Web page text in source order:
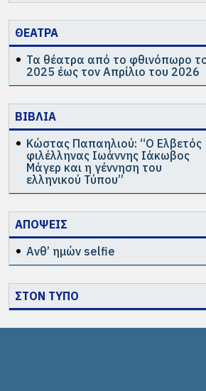
ΘΕΑΤΡΑ
Τα θέατρα από το φθινόπωρο
2025 έως τον Απρίλιο του 2026
ΒΙΒΛΙΑ
Κώστας Παπαηλιού: “Ο Ελβετός
φιλέλληνας Ιωάννης Ιάκωβος
Μάγερ και η γέννηση του
ελληνικού Τύπου”
ΑΠΟΨΕΙΣ
Ανθ’ ημών selfie
ΣΤΟΝ ΤΥΠΟ